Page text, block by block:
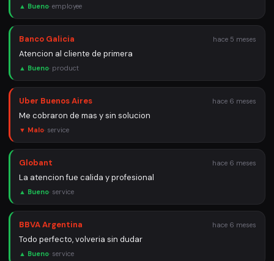
▲ Bueno· employee
Banco Galicia hace 5 meses
Atencion al cliente de primera
▲ Bueno· product
Uber Buenos Aires hace 6 meses
Me cobraron de mas y sin solucion
▼ Malo· service
Globant hace 6 meses
La atencion fue calida y profesional
▲ Bueno· service
BBVA Argentina hace 6 meses
Todo perfecto, volveria sin dudar
▲ Bueno· service